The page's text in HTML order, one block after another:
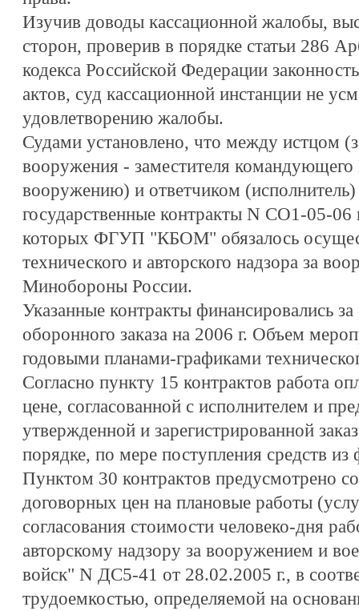
Изучив доводы кассационной жалобы,
сторон, проверив в порядке статьи 286
кодекса Российской Федерации
актов, суд кассационной инстанции не
удовлетворению жалобы.
Судами установлено, что между истцом
вооружения - заместителя
вооружению) и ответчиком
государственные контракты N СО1-05-
которых ФГУП "КБОМ" обязалось
технического и авторского надзора за
Минобороны России.
Указанные контракты финансировались за
оборонного заказа на 2006 г. Объем
годовыми планами-графиками
Согласно пункту 15 контрактов работа
цене, согласованной с исполнителем и
утвержденной и зарегистрированной
порядке, по мере поступления средств
Пунктом 30 контрактов предусмотрено
договорных цен на плановые работы
согласования стоимости человеко-дня
авторскому надзору за вооружением и
войск" N ДС5-41 от 28.02.2005 г., в
трудоемкостью, определяемой на